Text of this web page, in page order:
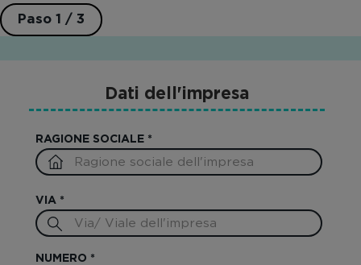
Paso 1 / 3
Dati dell'impresa
RAGIONE SOCIALE *
VIA *
NUMERO *